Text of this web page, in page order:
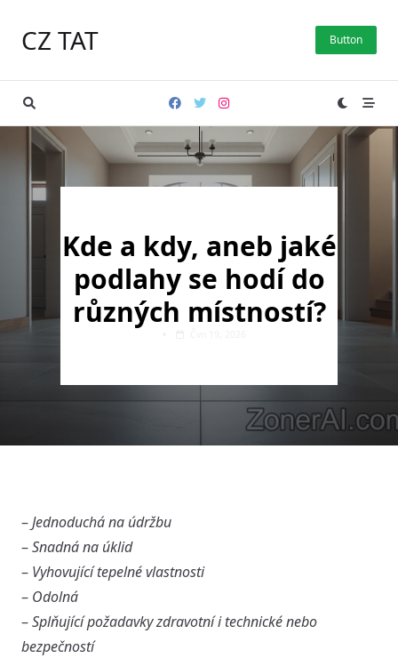
content
CZ TAT Button
Kde a kdy, aneb jaké
podlahy se hodí do
různých místností?
–Jednoduchá na údržbu
–Snadná na úklid
– Vyhovující tepelné vlastnosti
– Odolná
–Splňující požadavky zdravotní i technické nebo
bezpečností